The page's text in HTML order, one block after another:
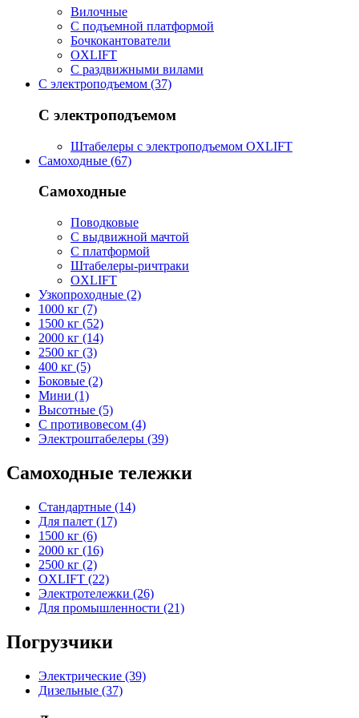
Вилочные
С подъемной платформой
Бочкокантователи
OXLIFT
С раздвижными вилами
С электроподъемом (37)
С электроподъемом
Штабелеры с электроподъемом OXLIFT
Самоходные (67)
Самоходные
Поводковые
С выдвижной мачтой
С платформой
Штабелеры-ричтраки
OXLIFT
Узкопроходные (2)
1000 кг (7)
1500 кг (52)
2000 кг (14)
2500 кг (3)
400 кг (5)
Боковые (2)
Мини (1)
Высотные (5)
С противовесом (4)
Электроштабелеры (39)
Самоходные тележки
Стандартные (14)
Для палет (17)
1500 кг (6)
2000 кг (16)
2500 кг (2)
OXLIFT (22)
Электротележки (26)
Для промышленности (21)
Погрузчики
Электрические (39)
Дизельные (37)